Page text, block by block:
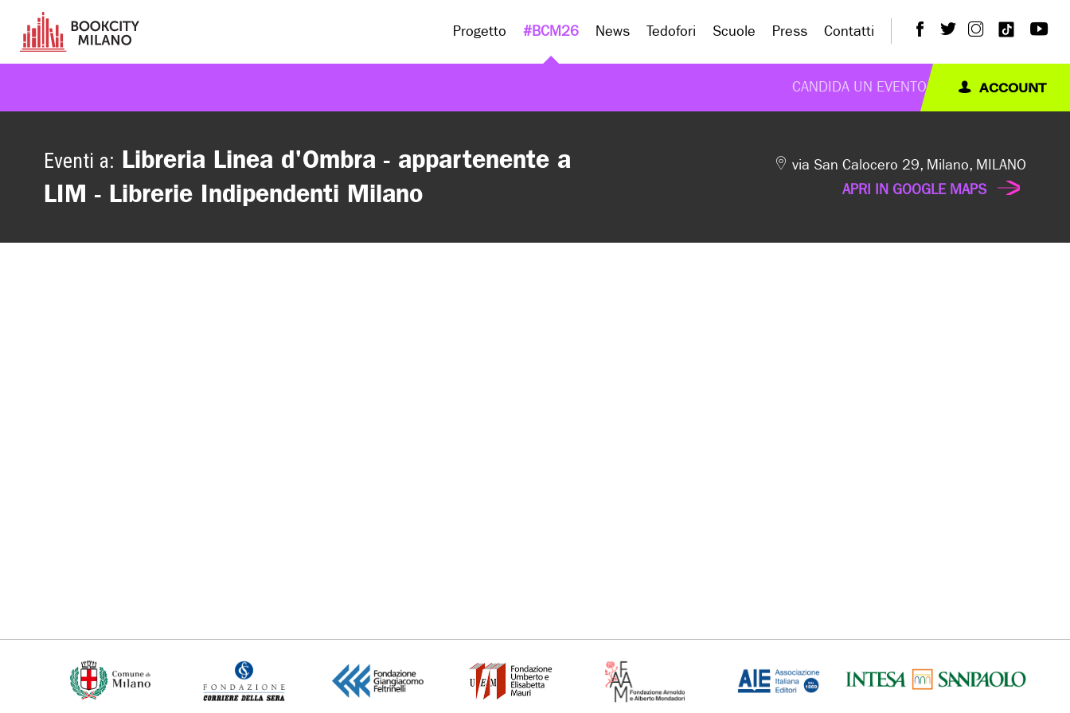
Progetto #BCM26
CANDIDA UN EVENTO
News Tedofori Scuole Press Contatti
ACCOUNT
Eventi a: Libreria Linea d'Ombra - appartenente a
LIM - Librerie Indipendenti Milano
via San Calocero 29, Milano, MILANO
APRI IN GOOGLE MAPS